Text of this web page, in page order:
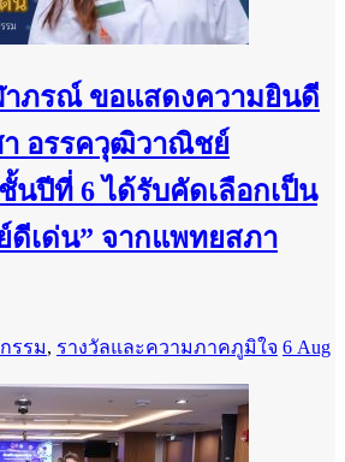
าภรณ์ ขอแสดงความยินดี
อรรควุฒิวาณิชย์
ปีที่ 6 ได้รับคัดเลือกเป็น
เด่น” จากแพทยสภา
รรม, รางวัลและความภาคภูมิใจ 6 Aug